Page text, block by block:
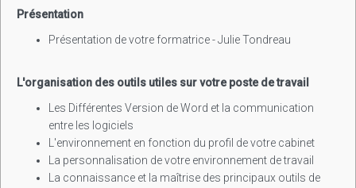
Présentation
Présentation de votre formatrice - Julie Tondreau
L'organisation des outils utiles sur votre poste de travail
Les Différentes Version de Word et la communication
entre les logiciels
L'environnement en fonction du profil de votre cabinet
La personnalisation de votre environnement de travail
La connaissance et la maîtrise des principaux outils de